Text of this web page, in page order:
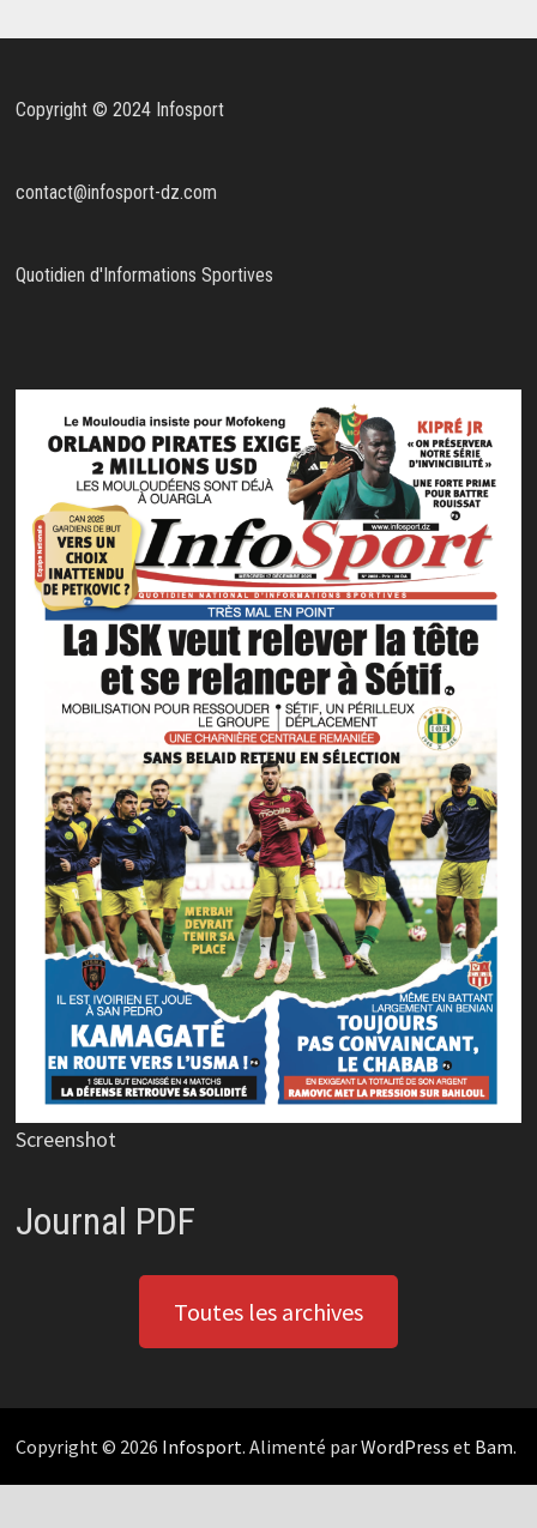
Copyright © 2024 Infosport
contact@infosport-dz.com
Quotidien d'Informations Sportives
Screenshot
Journal PDF
Toutes les archives
Copyright © 2026 Infosport. Alimenté parWordPress et Bam.